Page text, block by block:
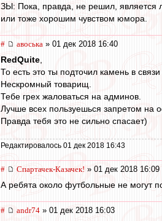
ЗЫ: Пока, правда, не решил, является
или тоже хорошим чувством юмора.
# авоська » 01 дек 2018 16:40
RedQuite,
То есть это ты подточил камень в
Нескромный товарищ.
Тебе грех жаловаться на админов.
Лучше всех пользуешься запретом на
Правда тебя это не сильно спасает)
Редактировалось 01 дек 2018 16:43
# Спартачек-Казачек! » 01 дек 2018 16:09
А ребята около футбольные не могут
# andr74 » 01 дек 2018 16:03